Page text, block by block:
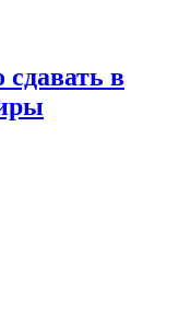
сдавать в